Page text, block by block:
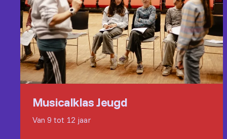
Musicalklas Jeugd
Van 9 tot 12 jaar